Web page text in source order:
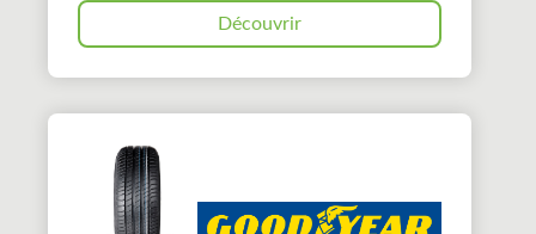
Découvrir